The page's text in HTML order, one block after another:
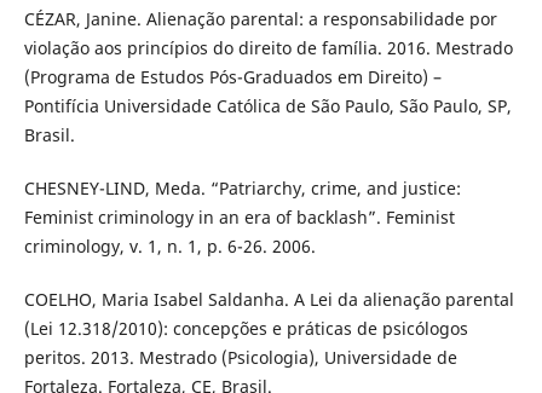
CÉZAR, Janine. Alienação parental: a responsabilidade por
violação aos princípios do direito de família. 2016. Mestrado
(Programa de Estudos Pós-Graduados em Direito) –
Pontifícia Universidade Católica de São Paulo, São Paulo, SP,
Brasil.
CHESNEY-LIND, Meda. “Patriarchy, crime, and justice:
Feminist criminology in an era of backlash”. Feminist
criminology, v. 1, n. 1, p. 6-26. 2006.
COELHO, Maria Isabel Saldanha. A Lei da alienação parental
(Lei 12.318/2010): concepções e práticas de psicólogos
peritos. 2013. Mestrado (Psicologia), Universidade de
Fortaleza. Fortaleza, CE, Brasil.